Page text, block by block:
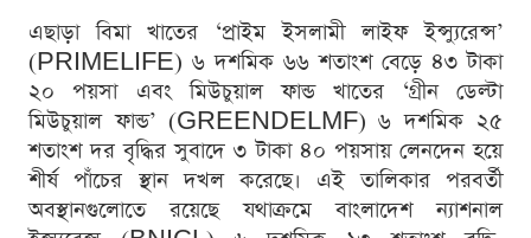
এছাড়া বিমা খাতের ‘প্রাইম ইসলামী লাইফ ইন্স্যুরেন্স’
(PRIMELIFE) ৬ দশমিক ৬৬ শতাংশ বেড়ে ৪৩ টাকা
২০ পয়সা এবং মিউচুয়াল ফান্ড খাতের ‘গ্রীন ডেল্টা
মিউচুয়াল ফান্ড’ (GREENDELMF) ৬ দশমিক ২৫
শতাংশ দর বৃদ্ধির সুবাদে ৩ টাকা ৪০ পয়সায় লেনদেন হয়ে
শীর্ষ পাঁচের স্থান দখল করেছে। এই তালিকার পরবর্তী
অবস্থানগুলোতে রয়েছে যথাক্রমে বাংলাদেশ ন্যাশনাল